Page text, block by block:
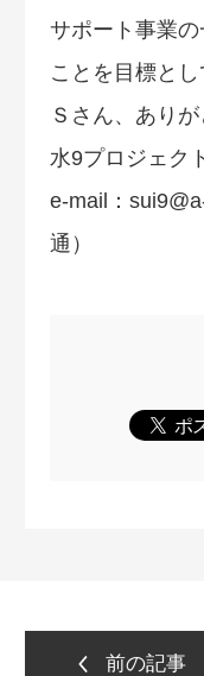
サポート事業
ことを目標とし
Ｓさん、あり
水9プロジェク
e-mail：
通）
前の記事